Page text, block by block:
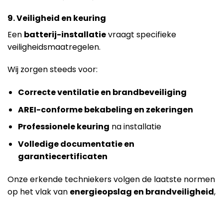
9. Veiligheid en keuring
Een batterij-installatievraagt specifieke
veiligheidsmaatregelen.
Wij zorgen steeds voor:
Correcte ventilatie en brandbeveiliging
AREI-conforme bekabeling en zekeringen
Professionele keuring na installatie
Volledige documentatie en
garantiecertificaten
Onze erkende techniekers volgen de laatste normen
op het vlak van energieopslag en brandveiligheid,